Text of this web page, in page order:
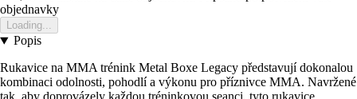
objednavky
Loading...
Popis
Rukavice na MMA trénink Metal Boxe Legacy představují dokonalou
kombinaci odolnosti, pohodlí a výkonu pro příznivce MMA. Navržené